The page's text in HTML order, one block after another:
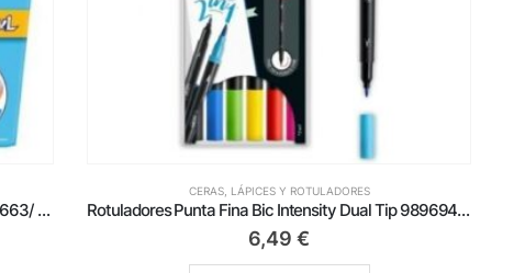
Rotuladores Punta Ancha Bic Kid Color XL 8289663/ Colores Surtidos
CERAS, LÁPICES Y ROTULADORES
Rotuladores Punta Fina Bic Intensity Dual Tip 989694/ Colores Surtidos
6,49 €